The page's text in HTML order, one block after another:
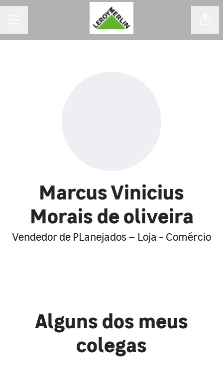
Marcus Vinicius
Morais de oliveira
Vendedor de PLanejados – Loja - Comércio
Alguns dos meus
colegas